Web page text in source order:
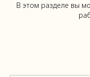
В этом разделе вы